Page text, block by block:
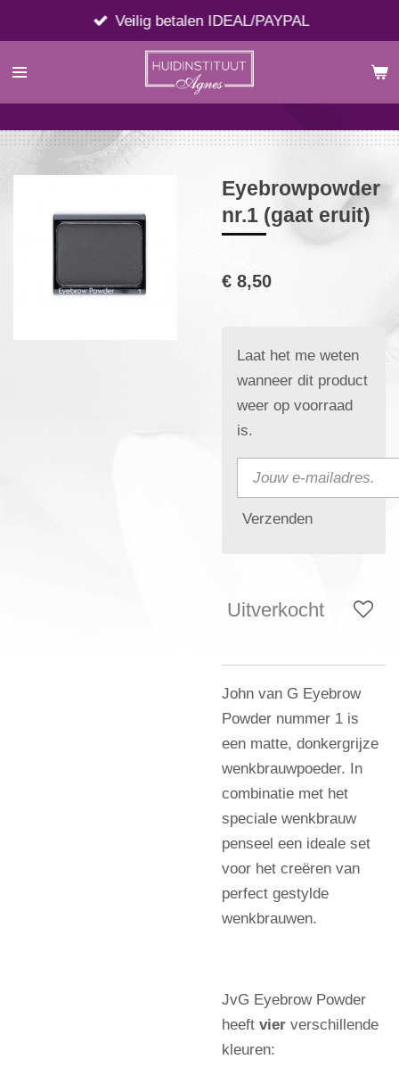
direct
naar
Veilig betalen IDEAL/PAYPAL
Eyebrowpowder
nr.1 (gaat eruit)
€ 8,50
Laat het me weten
wanneer dit product
weer op voorraad
is.
Verzenden
Uitverkocht
John van G Eyebrow
Powder nummer 1 is
een matte, donkergrijze
wenkbrauwpoeder. In
combinatie met het
speciale wenkbrauw
penseel een ideale set
voor het creëren van
perfect gestylde
wenkbrauwen.
JvG Eyebrow Powder
heeft vier verschillende
kleuren: